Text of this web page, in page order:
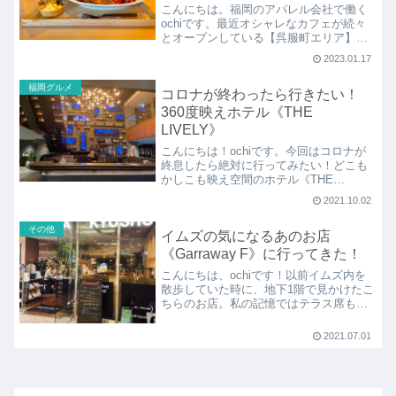
こんにちは。福岡のアパレル会社で働く
ochiです。最近オシャレなカフェが続々
とオープンしている【呉服町エリア】。
今回は、美味しい【デリカテッセン】＆
2023.01.17
福岡グルメ
コロナが終わったら行きたい！
360度映えホテル《THE
LIVELY》
こんにちは！ochiです。今回はコロナが
終息したら絶対に行ってみたい！どこも
かしこも映え空間のホテル《THE
LIVELY(ザ・ライブリー)》を紹介しま
2021.10.02
その他
イムズの気になるあのお店
《Garraway F》に行ってきた！
こんにちは、ochiです！以前イムズ内を
散歩していた時に、地下1階で見かけたこ
ちらのお店。私の記憶ではテラス席もあ
2021.07.01